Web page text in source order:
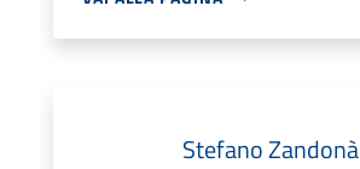
Stefano Zandonà